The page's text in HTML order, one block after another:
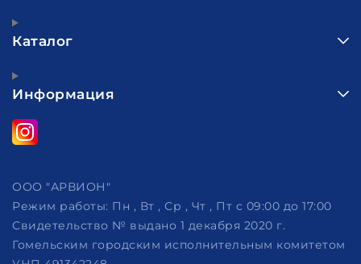
Каталог
Информация
ООО "АРВИОН"
Режим работы: Пн , Вт , Ср , Чт , Пт c 09:00 до 17:00
Свидетельство № выдано 1 декабря 2020 г.
Гомельским городским исполнительным комитетом